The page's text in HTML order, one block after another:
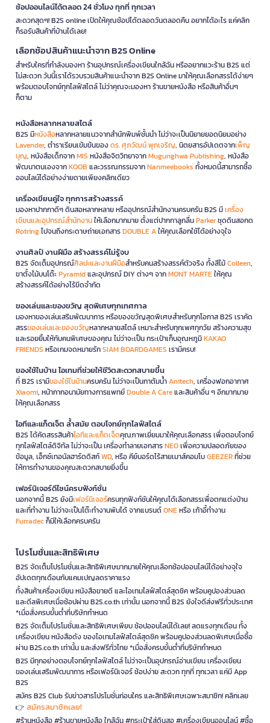
ช้อปออนไลน์ได้ตลอด 24 ชั่วโมง ทุกที่ ทุกเวลา
สะดวกสุดๆ! B2S online เปิดให้คุณช้อปได้ตลอดวันตลอดคืน อยากได้อะไร แค่คลิก
ก็รอรับสินค้าที่บ้านได้เลย!
เลือกช้อปสินค้าแนะนำจาก B2S Online
สำหรับใครที่กำลังมองหา ร้านอุปกรณ์เครื่องเขียนใกล้ฉัน หรืออยากแวะร้าน B2S แต่
ไม่สะดวก วันนี้เราได้รวบรวมสินค้าแนะนำจาก B2S Online มาให้คุณเลือกสรรได้ง่ายๆ
พร้อมตอบโจทย์ทุกไลฟ์สไตล์ ไม่ว่าคุณจะมองหา ร้านขายหนังสือ หรือสินค้าอื่นๆ
ก็ตาม
หนังสือหลากหลายสไตล์
B2S มีหนังสือหลากหลายแนวจากสำนักพิมพ์ชั้นนำ ไม่ว่าจะเป็นนิยายยอดนิยมอย่าง
Lavender, ตำราเรียนเข้มข้นของดร. ศุภวัฒน์ พุกเจริญ, นิตยสารอัปเดตจากเพ็ญ
บุญ, หนังสือเด็กจากMIS หนังสือจิตวิทยาจากMugunghwa Publishing, หนังสือ
พัฒนาตนเองจากKOOB และวรรณกรรมจากNanmeebooks ทั้งหมดนี้สามารถซื้อ
ออนไลน์ได้อย่างง่ายดายเพียงคลิกเดียว
เครื่องเขียนคู่ใจ ทุกการสร้างสรรค์
มองหาปากกาดีๆ ดินสอหลากหลาย หรืออุปกรณ์สำนักงานครบครัน B2S มีเครื่อง
เขียนและอุปกรณ์สำนักงานให้เลือกมากมาย ตั้งแต่ปากกาลูกลื่นParkerชุดดินสอกด
Rotringไปจนถึงกระดาษถ่ายเอกสารDOUBLE Aให้คุณเลือกใช้ได้อย่างจุใจ
งานศิลป์ งานฝีมือ สร้างสรรค์ไม่รู้จบ
B2S จัดเต็มอุปกรณ์ศิลปะและงานฝีมือสำหรับคนสร้างสรรค์ตัวจริง ทั้งสีไม้Colleen,
ขาตั้งไม้บนโต๊ะPyramidและอุปกรณ์ DIY ต่างๆ จากMONT MARTEให้คุณ
สร้างสรรค์ได้อย่างไร้ขีดจำกัด
ของเล่นและของขวัญ สุดพิเศษทุกเทศกาล
มองหาของเล่นเสริมพัฒนาการ หรือของขวัญสุดพิเศษสำหรับทุกโอกาส B2S เราคัด
สรรของเล่นและของขวัญหลากหลายสไตล์ เหมาะสำหรับทุกเพศทุกวัย สร้างความสุข
และรอยยิ้มให้กับคนพิเศษของคุณ ไม่ว่าจะเป็น กระเป๋าเก็บอุณหภูมิKAKAO
FRIENDS หรือเกมจดหมายรักSIAM BOARDGAMES เรามีครบ!
ของใช้ในบ้าน ไอเทมที่ช่วยให้ชีวิตสะดวกสบายขึ้น
ที่ B2S เรามีของใช้ในบ้านครบครัน ไม่ว่าจะเป็นกาต้มน้ำAnitech, เครื่องฟอกอากาศ
Xiaomi, หน้ากากอนามัยทางการแพทย์Double A Careและสินค้าอื่น ๆ อีกมากมาย
ให้คุณเลือกสรร
ไอทีและแก็ดเจ็ต ล้ำสมัย ตอบโจทย์ทุกไลฟ์สไตล์
B2S ได้คัดสรรสินค้าไอทีและแก็ดเจ็ตคุณภาพเยี่ยมมาให้คุณเลือกสรร เพื่อตอบโจทย์
ทุกไลฟ์สไตล์ดิจิทัล ไม่ว่าจะเป็น เครื่องทำลายเอกสารNEOเพื่อความปลอดภัยของ
ข้อมูล, เอ็กซ์เทอนัลฮาร์ดดิสก์WD, หรือ คีย์บอร์ดไร้สายเมาส์คอมโบGEEZERที่ช่วย
ให้การทำงานของคุณสะดวกสบายยิ่งขึ้น
เฟอร์นิเจอร์ดีไซน์ครบฟังก์ชั่น
นอกจากนี้ B2S ยังมีเฟอร์นิเจอร์ครบทุกฟังก์ชันให้คุณได้เลือกสรรเพื่อตกแต่งบ้าน
และที่ทำงาน ไม่ว่าจะเป็นโต๊ะทำงานพับได้ จากแบรนด์ONEหรือ เก้าอี้ทำงาน
Furradecก็มีให้เลือกครบครัน
โปรโมชั่นและสิทธิพิเศษ
B2S จัดเต็มโปรโมชั่นและสิทธิพิเศษมากมายให้คุณเลือกช้อปออนไลน์ได้อย่างจุใจ
อัปเดตทุกเดือนกับแคมเปญลดราคาแรง
ทั้งสินค้าเครื่องเขียน หนังสือขายดี และไอเทมไลฟ์สไตล์สุดชิค พร้อมคูปองส่วนลด
และดีลพิเศษเมื่อช้อปผ่าน B2S.co.th เท่านั้น นอกจากนี้ B2S ยังใจดีส่งฟรีทั่วประเทศ
*เมื่อสั่งครบขั้นต่ำที่บริษัทกำหนด
B2S จัดเต็มโปรโมชั่นและสิทธิพิเศษเพียบ ช้อปออนไลน์ได้เลย! ลดแรงทุกเดือน ทั้ง
เครื่องเขียน หนังสือดัง ของไอเทมไลฟ์สไตล์สุดชิค พร้อมคูปองส่วนลดพิเศษเมื่อซื้อ
ผ่าน B2S.co.th เท่านั้น และส่งฟรีทั่วไทย *เมื่อสั่งครบขั้นต่ำที่บริษัทกำหนด
B2S มีทุกอย่างตอบโจทย์ทุกไลฟ์สไตล์ ไม่ว่าจะเป็นอุปกรณ์อ่านเขียน เครื่องเขียน
ของเล่นเสริมพัฒนาการ หรือเฟอร์นิเจอร์ ช้อปง่าย สะดวก ทุกที่ ทุกเวลา แค่มี App
B2S
สมัคร B2S Club รับข่าวสารโปรโมชั่นก่อนใคร และสิทธิพิเศษเฉพาะสมาชิก! คลิกเลย
👉 สมัครสมาชิกเลย!
#ร้านหนังสือ #ร้านขายหนังสือ ใกล้ฉัน #กระเป๋าใส่ดินสอ #เครื่องเขียนออนไลน์ #ซื้อ